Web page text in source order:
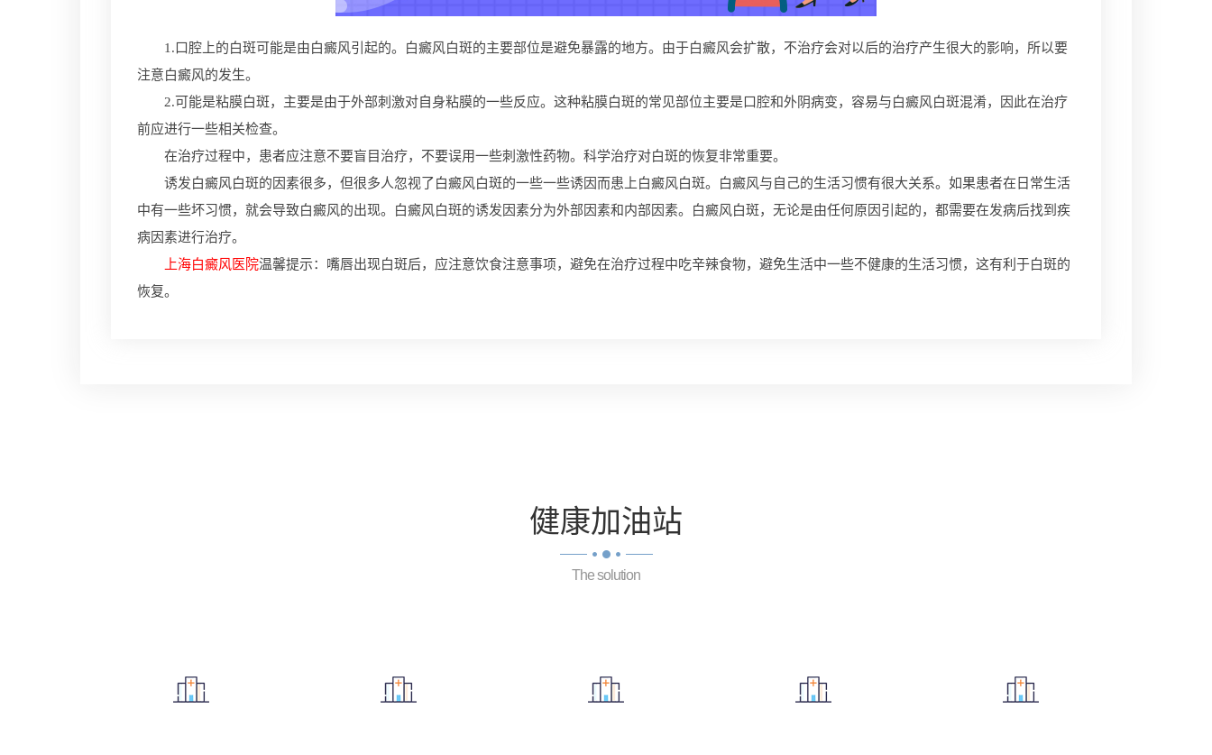
1.口腔上的白斑可能是由白癜风引起的。白癜风白斑的主要部位是避免暴露的地方。由于白癜风会扩散，不治疗会对以后的治疗产生很大的影响，所以要
注意白癜风的发生。
2.可能是粘膜白斑，主要是由于外部刺激对自身粘膜的一些反应。这种粘膜白斑的常见部位主要是口腔和外阴病变，容易与白癜风白斑混淆，因此在治疗
前应进行一些相关检查。
在治疗过程中，患者应注意不要盲目治疗，不要误用一些刺激性药物。科学治疗对白斑的恢复非常重要。
诱发白癜风白斑的因素很多，但很多人忽视了白癜风白斑的一些一些诱因而患上白癜风白斑。白癜风与自己的生活习惯有很大关系。如果患者在日常生活
中有一些坏习惯，就会导致白癜风的出现。白癜风白斑的诱发因素分为外部因素和内部因素。白癜风白斑，无论是由任何原因引起的，都需要在发病后找到疾
病因素进行治疗。
上海白癜风医院温馨提示：嘴唇出现白斑后，应注意饮食注意事项，避免在治疗过程中吃辛辣食物，避免生活中一些不健康的生活习惯，这有利于白斑的
恢复。
健康加油站
The solution